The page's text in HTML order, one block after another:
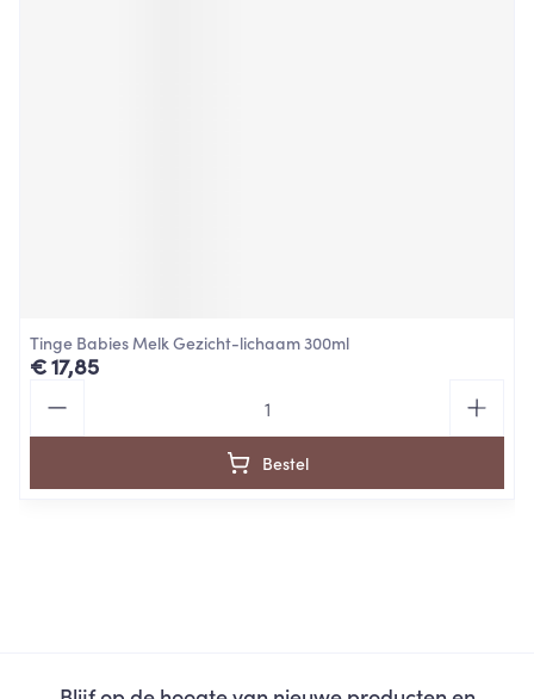
Tinge Babies Melk Gezicht-lichaam 300ml
€ 17,85
Bestel